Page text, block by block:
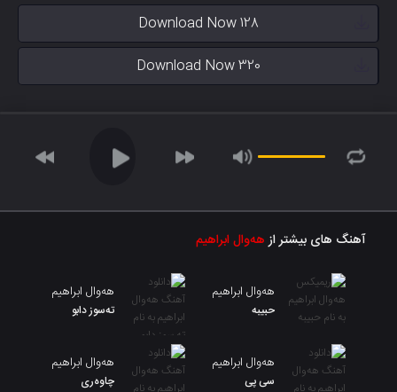
Download Now 128
Download Now 320
آهنگ های بیشتر ازهەوال ابراهیم
هەوال ابراهیم
حبیبه
هەوال ابراهیم
تەسوز دابو
هەوال ابراهیم
سی پی
هەوال ابراهیم
چاوەری